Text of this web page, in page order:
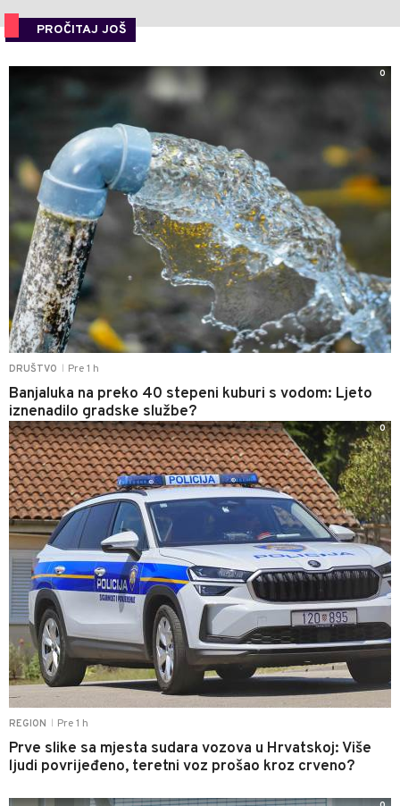
PROČITAJ JOŠ
DRUŠTVO Pre 1 h
Banjaluka na preko 40 stepeni kuburi s vodom: Ljeto
iznenadilo gradske službe?
0
REGION Pre 1 h
Prve slike sa mjesta sudara vozova u Hrvatskoj: Više
ljudi povrijeđeno, teretni voz prošao kroz crveno?
0